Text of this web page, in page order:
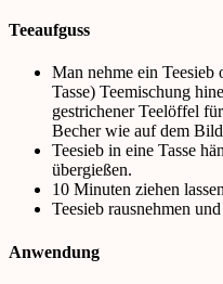
Teeaufguss
Man nehme ein Teesieb
Tasse) Teemischung
gestrichener Teelöffel
Becher wie auf dem
Teesieb in eine Tasse
übergießen.
10 Minuten ziehen
Teesieb rausnehmen
Anwendung